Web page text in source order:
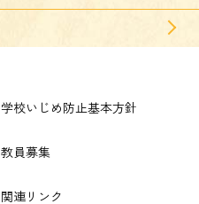
学校いじめ防止基本方針
教員募集
関連リンク